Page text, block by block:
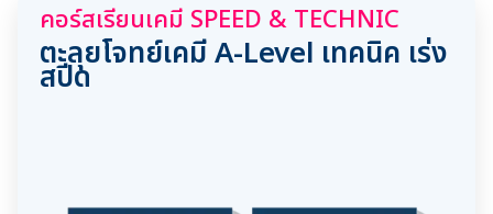
คอร์สเรียนเคมี SPEED & TECHNIC
ตะลุยโจทย์เคมี A-Level เทคนิค เร่ง
สปีด